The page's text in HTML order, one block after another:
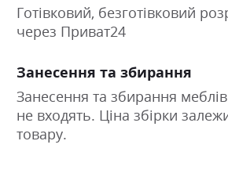
Готівковий, безготівковий
через Приват24
Занесення та збирання
Занесення та збирання
не входять. Ціна збірки
товару.